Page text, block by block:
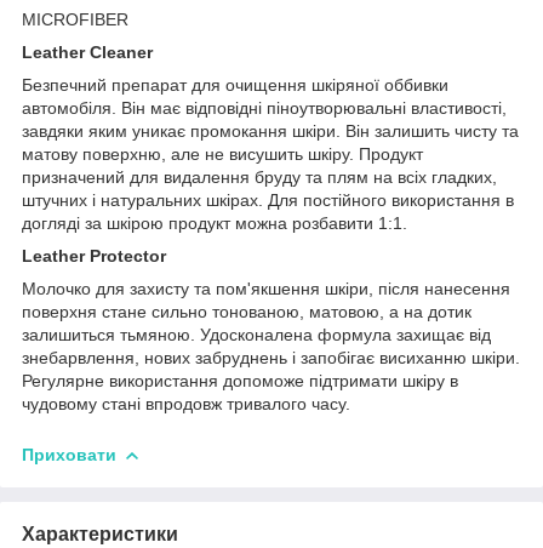
MICROFIBER
Leather Cleaner
Безпечний препарат для очищення шкіряної оббивки
автомобіля. Він має відповідні піноутворювальні властивості,
завдяки яким уникає промокання шкіри. Він залишить чисту та
матову поверхню, але не висушить шкіру. Продукт
призначений для видалення бруду та плям на всіх гладких,
штучних і натуральних шкірах. Для постійного використання в
догляді за шкірою продукт можна розбавити 1:1.
Leather Protector
Молочко для захисту та пом'якшення шкіри, після нанесення
поверхня стане сильно тонованою, матовою, а на дотик
залишиться тьмяною. Удосконалена формула захищає від
знебарвлення, нових забруднень і запобігає висиханню шкіри.
Регулярне використання допоможе підтримати шкіру в
чудовому стані впродовж тривалого часу.
Приховати
Характеристики